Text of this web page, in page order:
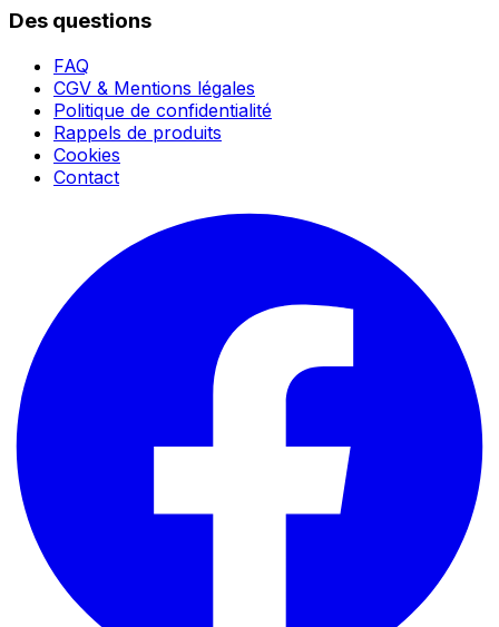
Des questions
FAQ
CGV & Mentions légales
Politique de confidentialité
Rappels de produits
Cookies
Contact